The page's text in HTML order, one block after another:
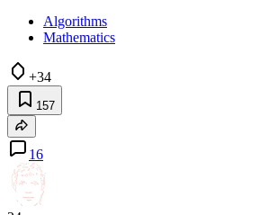
Algorithms
Mathematics
+34
157
16